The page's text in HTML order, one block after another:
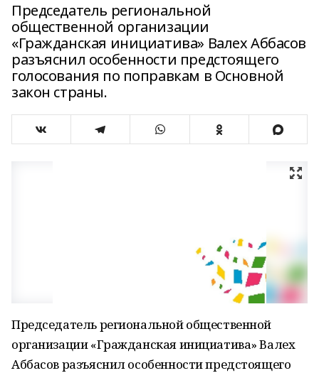
Председатель региональной
общественной организации
«Гражданская инициатива» Валех Аббасов
разъяснил особенности предстоящего
голосования по поправкам в Основной
закон страны.
Председатель региональной общественной
организации «Гражданская инициатива» Валех
Аббасов разъяснил особенности предстоящего